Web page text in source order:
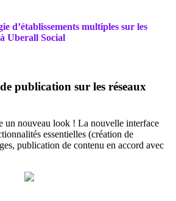
d’établissements multiples sur les
Uberall Social
publication sur les réseaux
un nouveau look ! La nouvelle interface
essentielles (création de
publication de contenu en accord avec